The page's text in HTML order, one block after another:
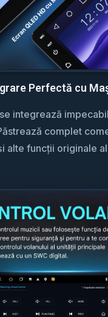
Perfectă cu
integrează
complet
alte funcții originale